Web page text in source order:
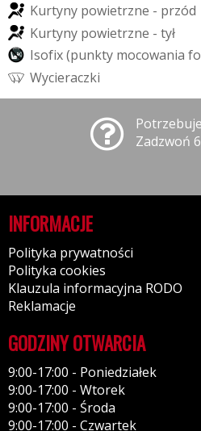
Kurtyny powietrzne - przód
Kurtyny powietrzne - tył
Isofix(punkty mocowania fo
Wycieraczki
Zadzwoń
INFORMACJE
Polityka prywatności
Polityka cookies
Klauzula informacyjna RODO
Reklamacje
GODZINY OTWARCIA
9:00-17:00 - Poniedziałek
9:00-17:00 - Wtorek
9:00-17:00 - Środa
9:00-17:00 - Czwartek